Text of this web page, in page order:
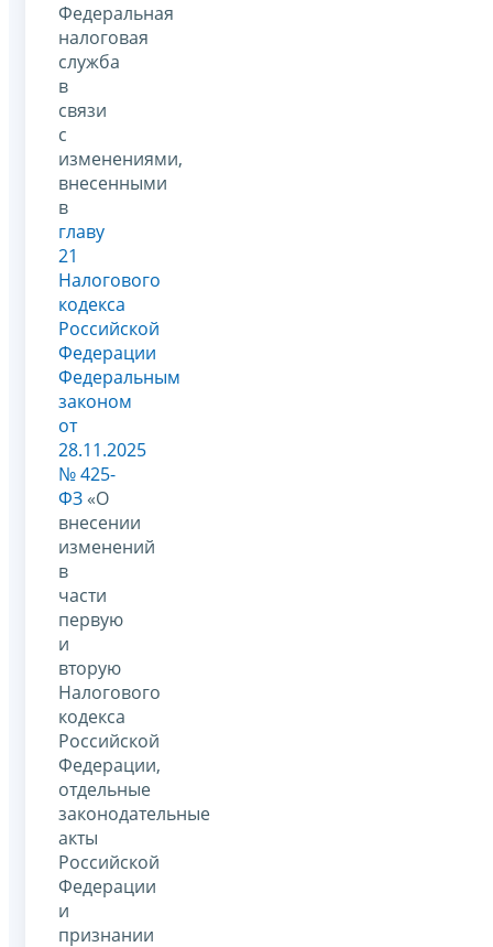
Федеральная
налоговая
служба
в
связи
с
изменениями,
внесенными
в
главу
21
Налогового
кодекса
Российской
Федерации
Федеральным
законом
от
28.11.2025
№ 425-
ФЗ «О
внесении
изменений
в
части
первую
и
вторую
Налогового
кодекса
Российской
Федерации,
отдельные
законодательные
акты
Российской
Федерации
и
признании